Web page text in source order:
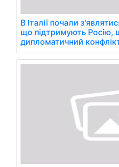
В Італії почали
що підтримують Росію,
дипломатичний